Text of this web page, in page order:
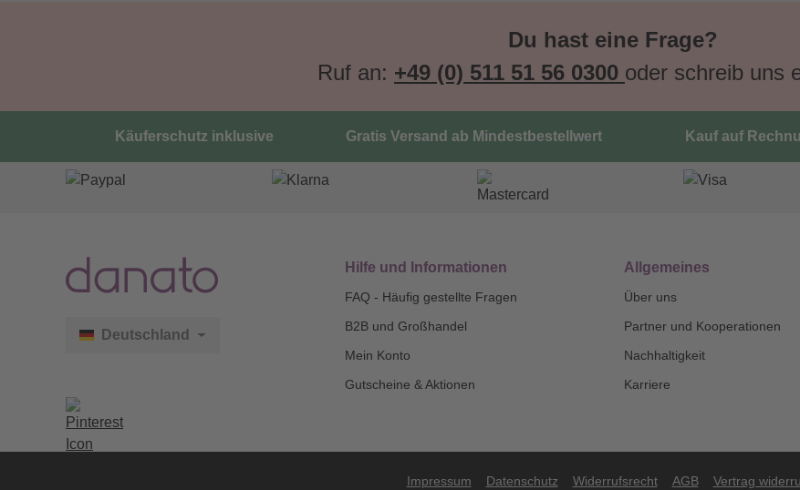
Du hast eine Frage?
Ruf an: +49 (0) 511 51 56 0300 oder schreib uns
Käuferschutz inklusive Gratis Versand ab Mindestbestellwert Kauf auf
Deutschland
Hilfe und Informationen
FAQ - Häufig gestellte Fragen
B2B und Großhandel
Mein Konto
Gutscheine & Aktionen
Allgemeines
Über uns
Partner und Kooperationen
Nachhaltigkeit
Karriere
Impressum Datenschutz Widerrufsrecht AGB Vertrag